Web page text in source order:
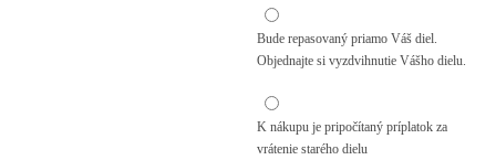
Bude repasovaný priamo Váš diel.
Objednajte si vyzdvihnutie Vášho dielu.
K nákupu je pripočítaný príplatok za
vrátenie starého dielu